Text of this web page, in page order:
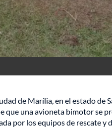
de Marília, en el estado de
que una avioneta bimotor se
por los equipos de rescate y